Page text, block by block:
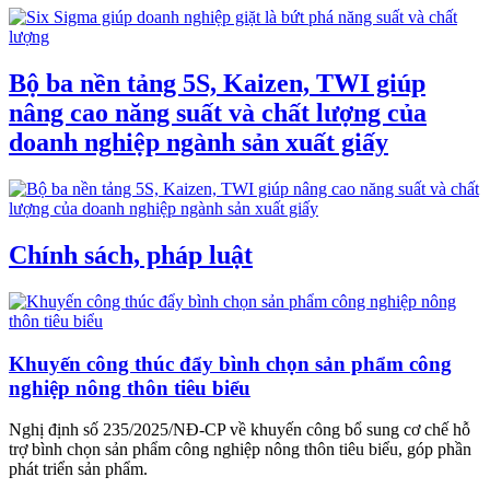
Bộ ba nền tảng 5S, Kaizen, TWI giúp
nâng cao năng suất và chất lượng của
doanh nghiệp ngành sản xuất giấy
Chính sách, pháp luật
Khuyến công thúc đẩy bình chọn sản phẩm công
nghiệp nông thôn tiêu biểu
Nghị định số 235/2025/NĐ-CP về khuyến công bổ sung cơ chế hỗ
trợ bình chọn sản phẩm công nghiệp nông thôn tiêu biểu, góp phần
phát triển sản phẩm.